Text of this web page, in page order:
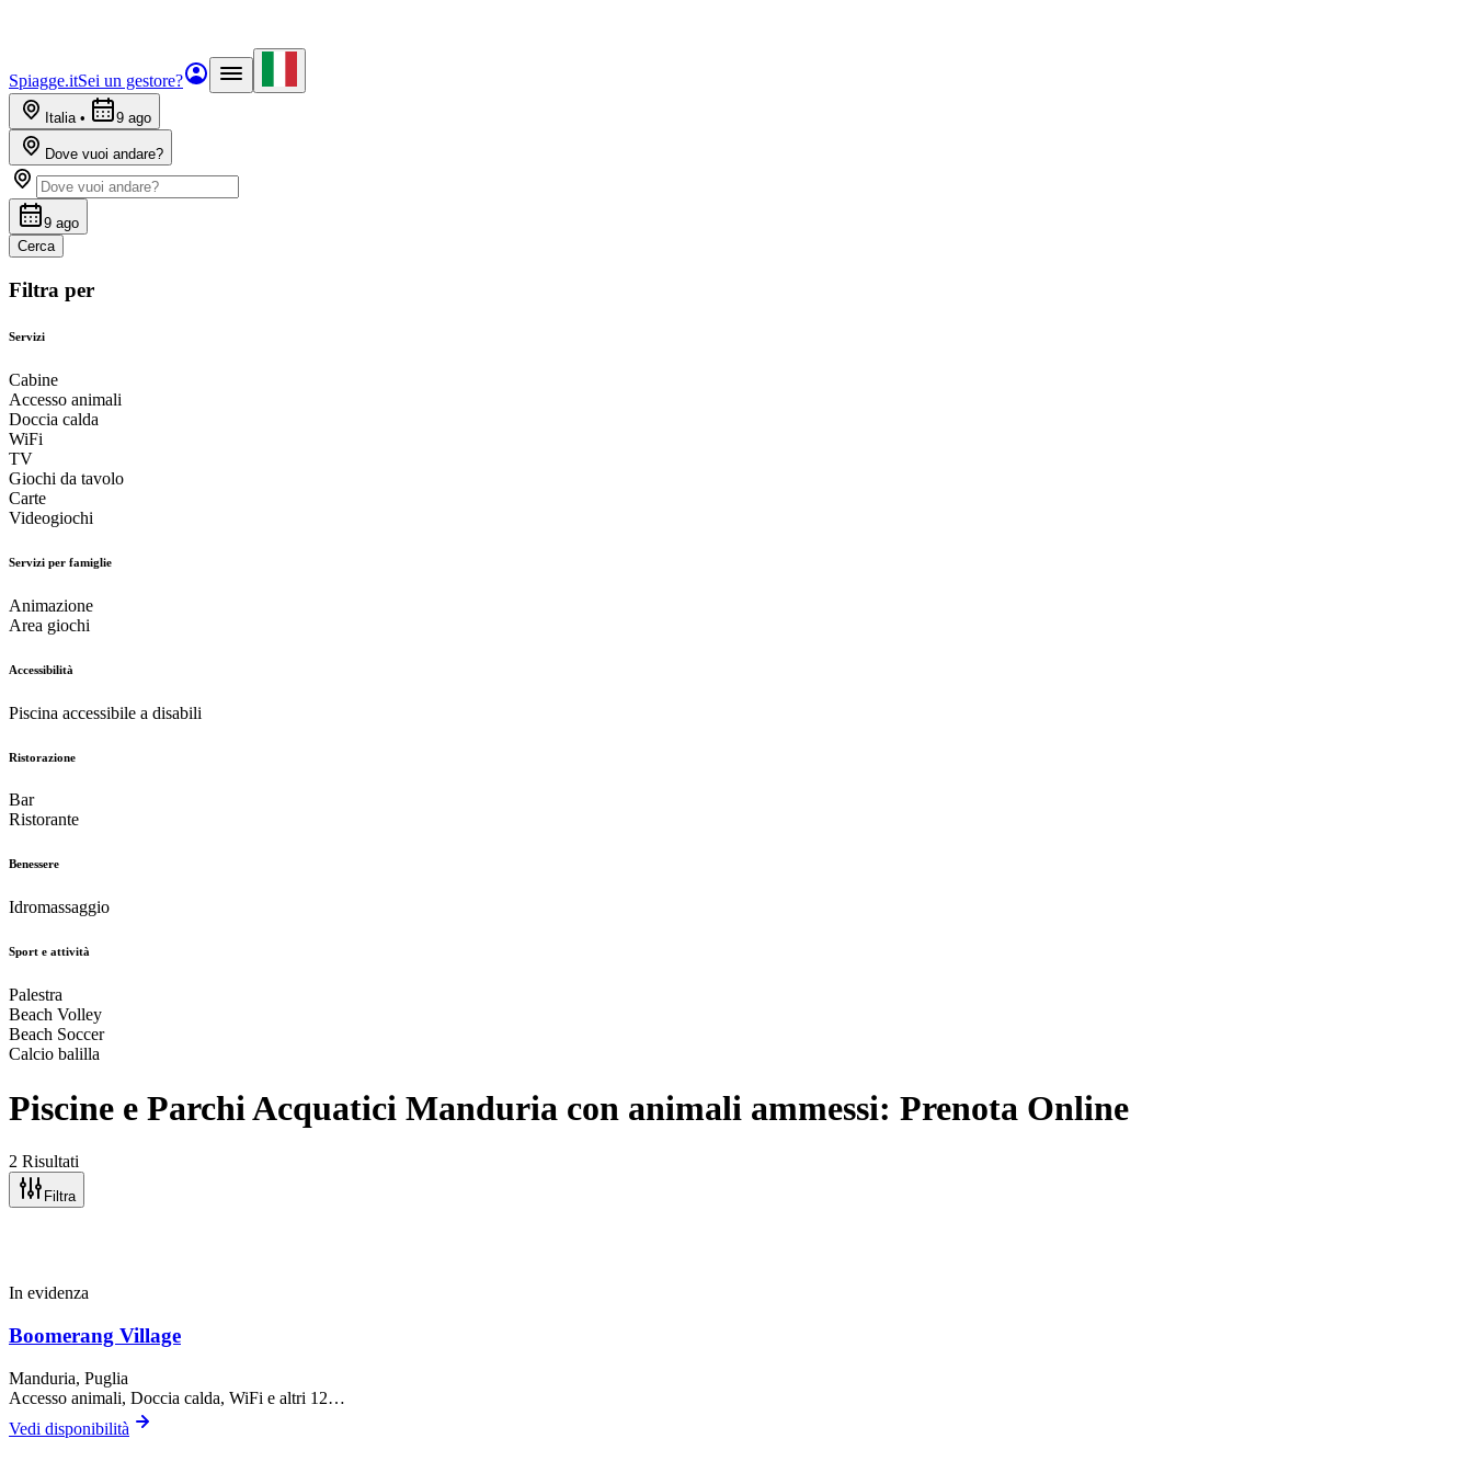
Spiagge.itSei un gestore?
Italia• 9 ago
Dove vuoi andare?
9 ago
Cerca
Filtra per
Servizi
Cabine
Accesso animali
Doccia calda
WiFi
TV
Giochi da tavolo
Carte
Videogiochi
Servizi per famiglie
Animazione
Area giochi
Accessibilità
Piscina accessibile a disabili
Ristorazione
Bar
Ristorante
Benessere
Idromassaggio
Sport e attività
Palestra
Beach Volley
Beach Soccer
Calcio balilla
Piscine e Parchi Acquatici Manduria con animali ammessi: Prenota Online
2 Risultati
Filtra
In evidenza
Boomerang Village
Manduria, Puglia
Accesso animali, Doccia calda, WiFi e altri 12…
Vedi disponibilità